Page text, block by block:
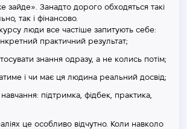
зайде». Занадто дорого обходяться такі
так і фінансово.
люди все частіше запитують себе:
практичний результат;
знання одразу, а не колись потім;
і чи має ця людина реальний досвід;
підтримка, фідбек, практика,
це особливо відчутно. Коли навколо